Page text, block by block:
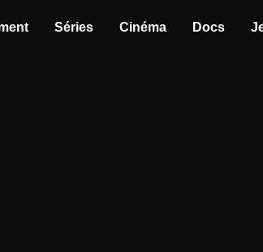
Séries Cinéma Docs